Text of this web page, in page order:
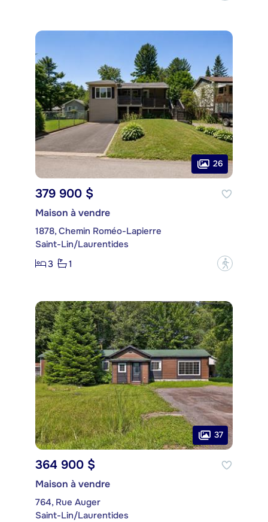
26
379 900 $
Maison à vendre
1878, Chemin Roméo-Lapierre
Saint-Lin/Laurentides
3
1 ?
37
364 900 $
Maison à vendre
764, Rue Auger
Saint-Lin/Laurentides